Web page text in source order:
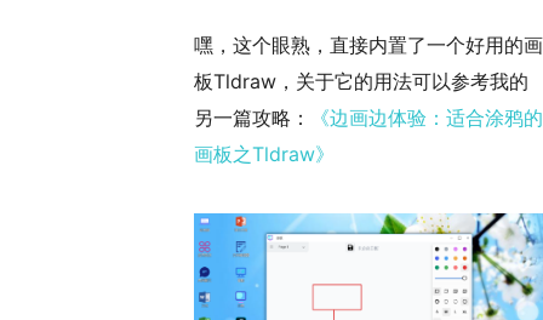
嘿，这个眼熟，直接内置了一个好用的画
板Tldraw，关于它的用法可以参考我的
另一篇攻略：
《边画边体验：适合涂鸦的
画板之Tldraw》